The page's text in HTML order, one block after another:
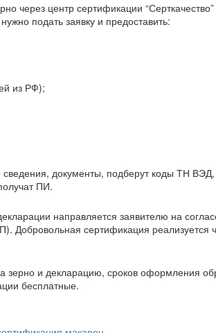
через центр сертификации
подать заявку и предоставить:
из РФ);
документы, подберут коды ТН
ПИ.
направляется заявителю на
Добровольная сертификация реализуется
зерно и декларацию, сроков оформления
бесплатные.